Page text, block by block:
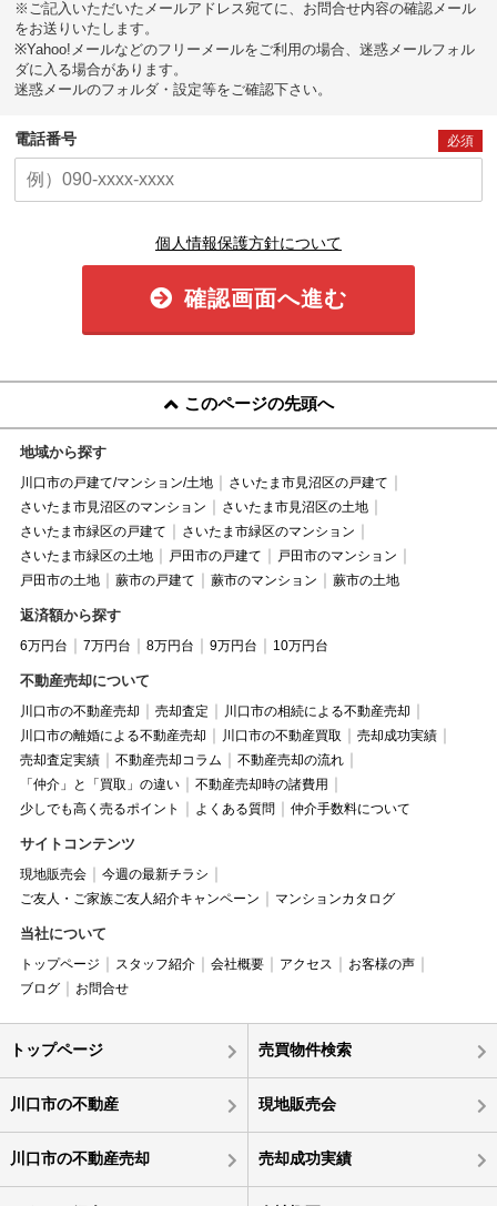
※ご記入いただいたメールアドレス宛てに、お問合せ内容の確認メール
をお送りいたします。
※Yahoo!メールなどのフリーメールをご利用の場合、迷惑メールフォル
ダに入る場合があります。
迷惑メールのフォルダ・設定等をご確認下さい。
電話番号 必須
個人情報保護方針について
確認画面へ進む
このページの先頭へ
地域から探す
川口市の戸建て/マンション/土地
さいたま市見沼区の戸建て
さいたま市見沼区のマンション
さいたま市見沼区の土地
さいたま市緑区の戸建て
さいたま市緑区のマンション
さいたま市緑区の土地
戸田市の戸建て
戸田市のマンション
戸田市の土地
蕨市の戸建て 蕨市のマンション 蕨市の土地
返済額から探す
6万円台 7万円台 8万円台 9万円台 10万円台
不動産売却について
川口市の不動産売却 売却査定
川口市の相続による不動産売却
川口市の離婚による不動産売却
川口市の不動産買取
売却成功実績
売却査定実績
不動産売却コラム
不動産売却の流れ
「仲介」と「買取」の違い
不動産売却時の諸費用
少しでも高く売るポイント
よくある質問 仲介手数料について
サイトコンテンツ
現地販売会
今週の最新チラシ
ご友人・ご家族ご友人紹介キャンペーン
マンションカタログ
当社について
トップページ スタッフ紹介 会社概要 アクセス
お客様の声
ブログ
お問合せ
トップページ 売買物件検索
川口市の不動産 現地販売会
川口市の不動産売却 売却成功実績